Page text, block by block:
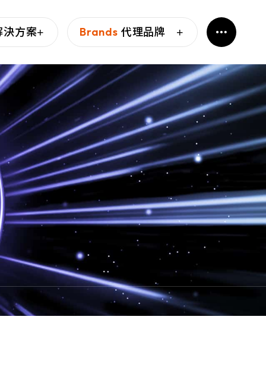
決方案 Brands 代理品牌
數位安全
禦的基石，為企業提供
資，協助企業預見攻
策略，降低損失風險。
份文件和每個設備都可
於保護關鍵基礎設施，
輸和設備存取，進而讓
、傳輸和儲存方面的防
方案及相關服務。以零
持「永不信任,必先驗